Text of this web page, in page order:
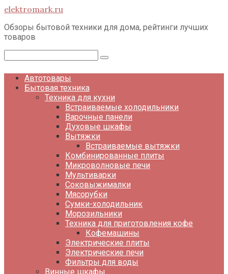
Перейти
контенту
elektromark.ru
Обзоры бытовой техники для дома, рейтинги лучших
товаров
Автотовары
Бытовая техника
Техника для кухни
Встраиваемые холодильники
Варочные панели
Духовые шкафы
Вытяжки
Встраиваемые вытяжки
Комбинированные плиты
Микроволновые печи
Мультиварки
Соковыжималки
Мясорубки
Сумки-холодильник
Морозильники
Техника для приготовления кофе
Кофемашины
Электрические плиты
Электрические печи
Фильтры для воды
Винные шкафы